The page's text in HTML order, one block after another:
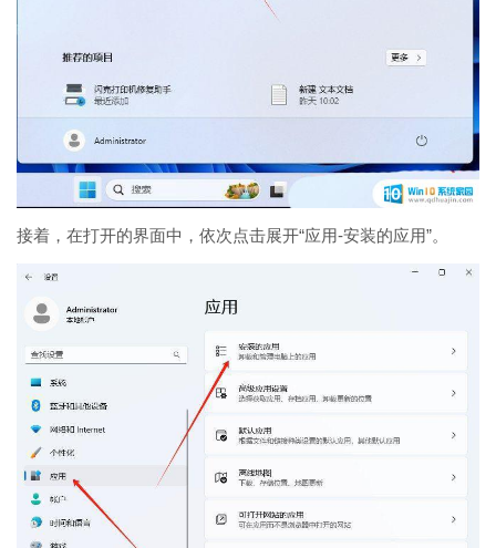
接着，在打开的界面中，依次点击展开“应用-安装的应用”。